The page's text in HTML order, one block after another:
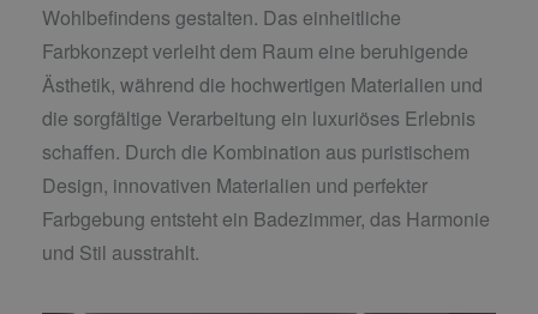
Wohlbefindens gestalten. Das einheitliche
Farbkonzept verleiht dem Raum eine beruhigende
Ästhetik, während die hochwertigen Materialien und
die sorgfältige Verarbeitung ein luxuriöses Erlebnis
schaffen. Durch die Kombination aus puristischem
Design, innovativen Materialien und perfekter
Farbgebung entsteht ein Badezimmer, das Harmonie
und Stil ausstrahlt.